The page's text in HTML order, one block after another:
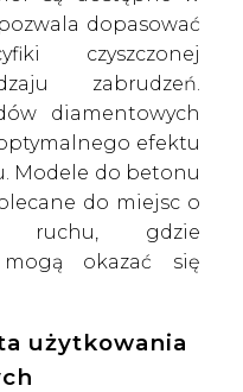
dopasować
czyszczonej
zabrudzeń.
diamentowych
efektu
Modele do betonu
do miejsc o
ruchu, gdzie
okazać się
użytkowania